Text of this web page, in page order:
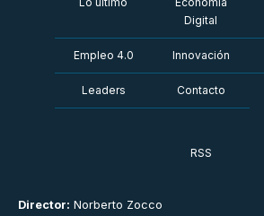
Director: Norberto Zocco
Digital
Empleo 4.0 Innovación
Leaders Contacto
RSS